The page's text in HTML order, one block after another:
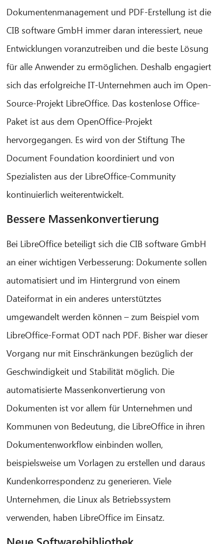
Dokumentenmanagement und PDF-Erstellung ist die
CIB software GmbH immer daran interessiert, neue
Entwicklungen voranzutreiben und die beste Lösung
für alle Anwender zu ermöglichen. Deshalb engagiert
sich das erfolgreiche IT-Unternehmen auch im Open-
Source-Projekt LibreOffice. Das kostenlose Office-
Paket ist aus dem OpenOffice-Projekt
hervorgegangen. Es wird von der Stiftung The
Document Foundation koordiniert und von
Spezialisten aus der LibreOffice-Community
kontinuierlich weiterentwickelt.
Bessere Massenkonvertierung
Bei LibreOffice beteiligt sich die CIB software GmbH
an einer wichtigen Verbesserung: Dokumente sollen
automatisiert und im Hintergrund von einem
Dateiformat in ein anderes unterstütztes
umgewandelt werden können – zum Beispiel vom
LibreOffice-Format ODT nach PDF. Bisher war dieser
Vorgang nur mit Einschränkungen bezüglich der
Geschwindigkeit und Stabilität möglich. Die
automatisierte Massenkonvertierung von
Dokumenten ist vor allem für Unternehmen und
Kommunen von Bedeutung, die LibreOffice in ihren
Dokumentenworkflow einbinden wollen,
beispielsweise um Vorlagen zu erstellen und daraus
Kundenkorrespondenz zu generieren. Viele
Unternehmen, die Linux als Betriebssystem
verwenden, haben LibreOffice im Einsatz.
CIB AI ChatBot
Olá! O que posso fazer por si?